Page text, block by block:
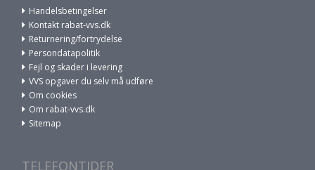
Handelsbetingelser
Kontakt rabat-vvs.dk
Returnering/fortrydelse
Persondatapolitik
Fejl og skader i levering
VVS opgaver du selv må udføre
Om cookies
Om rabat-vvs.dk
Sitemap
TELEFONTIDER